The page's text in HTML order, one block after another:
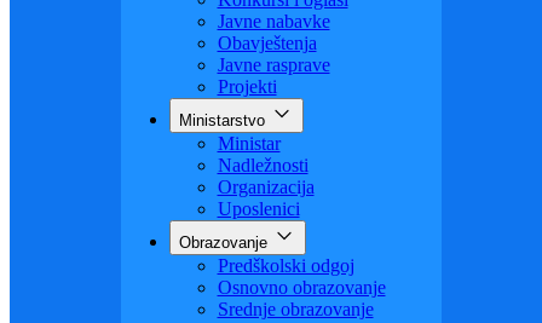
Aktuelno
Sve vijesti
Konkursi i oglasi
Javne nabavke
Obavještenja
Javne rasprave
Projekti
Ministarstvo
Ministar
Nadležnosti
Organizacija
Uposlenici
Obrazovanje